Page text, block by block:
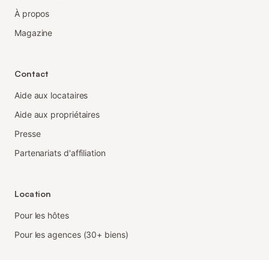
À propos
Magazine
Contact
Aide aux locataires
Aide aux propriétaires
Presse
Partenariats d'affiliation
Location
Pour les hôtes
Pour les agences (30+ biens)